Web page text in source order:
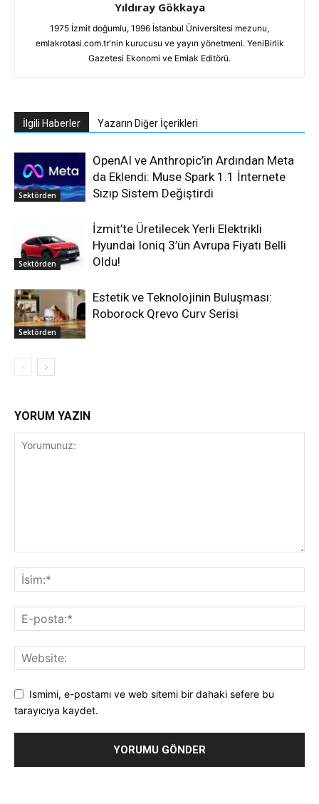
Yıldıray Gökkaya
1975 İzmit doğumlu, 1996 İstanbul Üniversitesi mezunu,
emlakrotasi.com.tr'nin kurucusu ve yayın yönetmeni. YeniBirlik
Gazetesi Ekonomi ve Emlak Editörü.
İlgili Haberler Yazarın Diğer İçerikleri
Sektörden
OpenAI ve Anthropic’in Ardından Meta
da Eklendi: Muse Spark 1.1 İnternete
Sızıp Sistem Değiştirdi
Sektörden
İzmit’te Üretilecek Yerli Elektrikli
Hyundai Ioniq 3’ün Avrupa Fiyatı Belli
Oldu!
Sektörden
Estetik ve Teknolojinin Buluşması:
Roborock Qrevo Curv Serisi
YORUM YAZIN
Ismimi, e-postamı ve web sitemi bir dahaki sefere bu
tarayıcıya kaydet.